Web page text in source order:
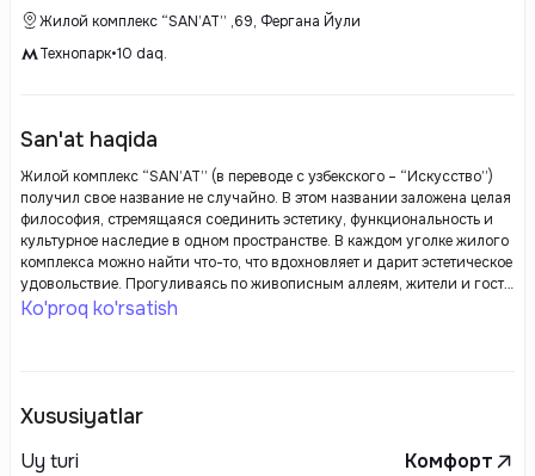
Жилой комплекс “SAN’AT” ,69, Фергана Йули
Технопарк•10 daq.
San'at haqida
Жилой комплекс “SAN’AT” (в переводе с узбекского – “Искусство”)
получил свое название не случайно. В этом названии заложена целая
философия, стремящаяся соединить эстетику, функциональность и
культурное наследие в одном пространстве. В каждом уголке жилого
комплекса можно найти что-то, что вдохновляет и дарит эстетическое
удовольствие. Прогуливаясь по живописным аллеям, жители и гости
комплекса могут наслаждаться созерцанием прекрасного, впитывая
Ko'proq ko'rsatish
Xususiyatlar
Uy turi
Комфорт